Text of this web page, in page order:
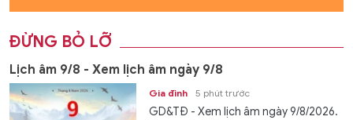
ĐỪNG BỎ LỠ
Lịch âm 9/8 - Xem lịch âm ngày 9/8
Gia đình 5 phút trước
GD&TĐ - Xem lịch âm ngày 9/8/2026.